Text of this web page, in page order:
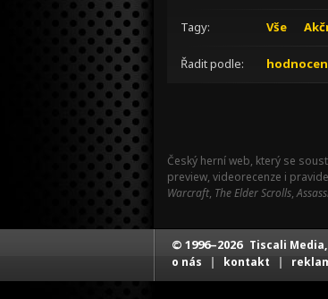
Tagy: Vše
Řadit podle:
Český herní web, který se
preview, videorecenze i
Warcraft, The Elder Scrolls,
© 1996–2026 Tiscali
o nás | kontakt |